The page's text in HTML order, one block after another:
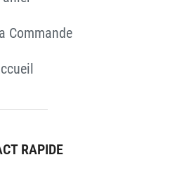
Commande
RAPIDE